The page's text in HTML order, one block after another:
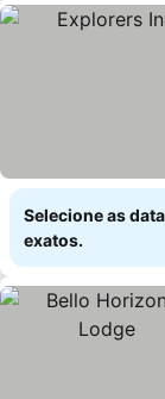
Selecione as
exatos.